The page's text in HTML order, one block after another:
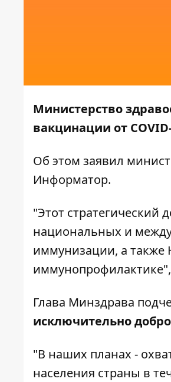
Министерство
вакцинации от
Об этом заявил
Информатор.
"Этот стратегический
национальных и
иммунизации, а также
Глава Минздрава
исключительно
"В наших планах -
населения страны в